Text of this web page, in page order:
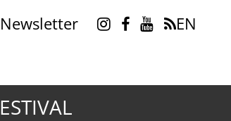
Newsletter EN